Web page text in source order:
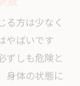
る方は少なく
やばいです
ずしも危険と
身体の状態に